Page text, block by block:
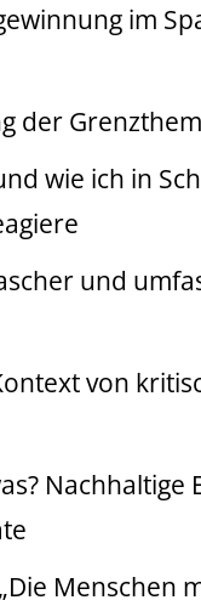
im
der
wie ich in
und
von
Nachhaltige
Menschen